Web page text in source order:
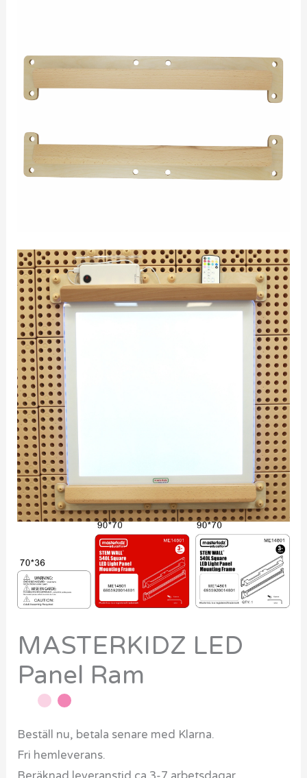
MASTERKIDZ LED
Panel Ram
Beställ nu, betala senare med Klarna.
Fri hemleverans.